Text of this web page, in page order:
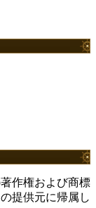
作権および商標
提供元に帰属し